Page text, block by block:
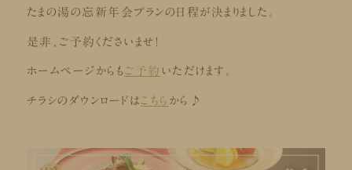
たまの湯の忘新年会プランの日程が決まりました。
是非、ご予約くださいませ！
ホームページからもご予約 いただけます。
チラシのダウンロードはこちら から♪